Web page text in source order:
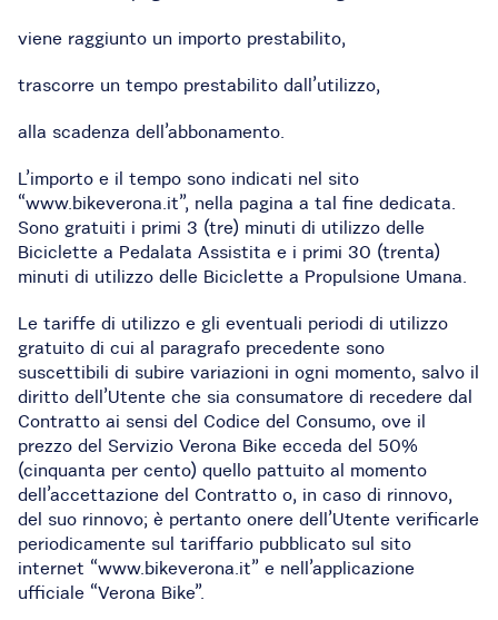
viene raggiunto un importo prestabilito,
trascorre un tempo prestabilito dall’utilizzo,
alla scadenza dell’abbonamento.
L’importo e il tempo sono indicati nel sito
“www.bikeverona.it”, nella pagina a tal fine dedicata.
Sono gratuiti i primi 3 (tre) minuti di utilizzo delle
Biciclette a Pedalata Assistita e i primi 30 (trenta)
minuti di utilizzo delle Biciclette a Propulsione Umana.
Le tariffe di utilizzo e gli eventuali periodi di utilizzo
gratuito di cui al paragrafo precedente sono
suscettibili di subire variazioni in ogni momento, salvo il
diritto dell’Utente che sia consumatore di recedere dal
Contratto ai sensi del Codice del Consumo, ove il
prezzo del Servizio Verona Bike ecceda del 50%
(cinquanta per cento) quello pattuito al momento
dell’accettazione del Contratto o, in caso di rinnovo,
del suo rinnovo; è pertanto onere dell’Utente verificarle
periodicamente sul tariffario pubblicato sul sito
internet “www.bikeverona.it” e nell’applicazione
ufficiale “Verona Bike”.